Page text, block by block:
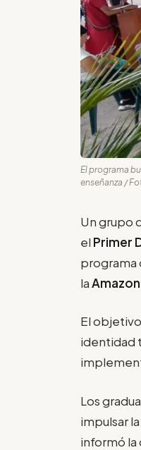
El programa
enseñanza /
Un grupo
el Primer
programa
la
El
identidad
Los
impulsar
informó la